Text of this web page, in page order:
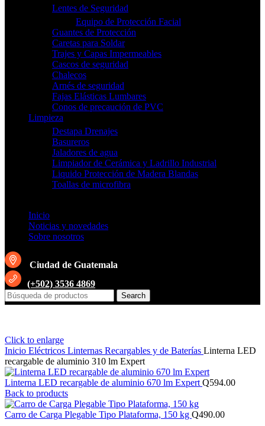
Lentes de Seguridad
Equipo de Protección Facial
Guantes de Protección
Caretas para Soldar
Trajes y Capas Impermeables
Cascos de seguridad
Chalecos
Arnés de seguridad
Fajas Elásticas Lumbares
Conos de precaución de PVC
Limpieza
Destapa Drenajes
Basureros
Jaladores de agua
Limpiador de Cerámica y Ladrillo Industrial
Liquido Protección de Madera Blandas
Toallas de microfibra
Inicio
Noticias y novedades
Sobre nosotros
Ciudad de Guatemala
(+502) 3536 4869
Search
Click to enlarge
Inicio Eléctricos Linternas Recargables y de Baterías Linterna LED
recargable de aluminio 310 lm Expert
Linterna LED recargable de aluminio 670 lm Expert Q594.00
Back to products
Carro de Carga Plegable Tipo Plataforma, 150 kg Q490.00